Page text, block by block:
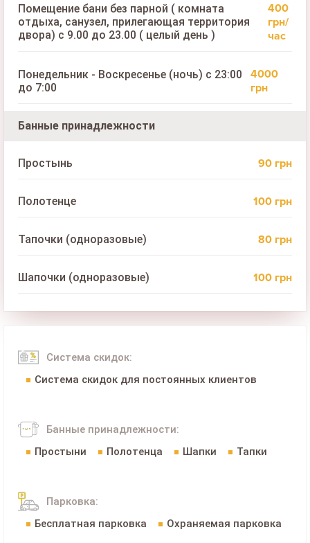
Помещение бани без парной ( комната
отдыха, санузел, прилегающая территория
двора) с 9.00 до 23.00 ( целый день )
400
грн/
час
Понедельник - Воскресенье (ночь) с 23:00
до 7:00
4000
грн
Банные принадлежности
Простынь 90 грн
Полотенце 100 грн
Тапочки (одноразовые) 80 грн
Шапочки (одноразовые) 100 грн
Система скидок:
Система скидок для постоянных клиентов
Банные принадлежности:
Простыни
Полотенца Шапки Тапки
Парковка:
Бесплатная парковка
Охраняемая парковка